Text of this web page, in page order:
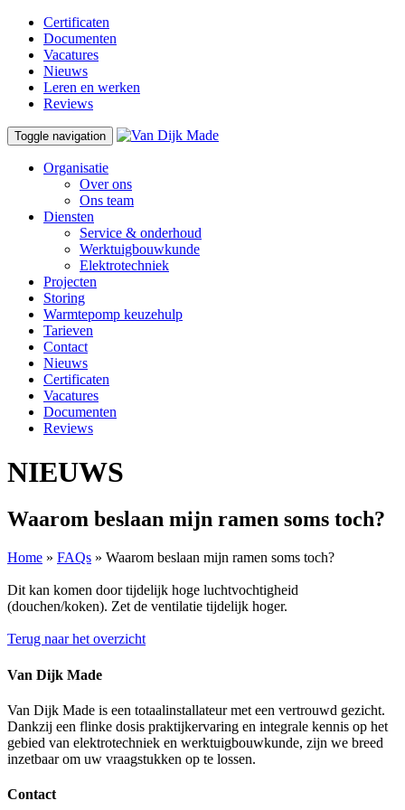
Certificaten
Documenten
Vacatures
Nieuws
Leren en werken
Reviews
Toggle navigation
Organisatie
Over ons
Ons team
Diensten
Service & onderhoud
Werktuigbouwkunde
Elektrotechniek
Projecten
Storing
Warmtepomp keuzehulp
Tarieven
Contact
Nieuws
Certificaten
Vacatures
Documenten
Reviews
NIEUWS
Waarom beslaan mijn ramen soms toch?
Home » FAQs » Waarom beslaan mijn ramen soms toch?
Dit kan komen door tijdelijk hoge luchtvochtigheid
(douchen/koken). Zet de ventilatie tijdelijk hoger.
Terug naar het overzicht
Van Dijk Made
Van Dijk Made is een totaalinstallateur met een vertrouwd gezicht.
Dankzij een flinke dosis praktijkervaring en integrale kennis op het
gebied van elektrotechniek en werktuigbouwkunde, zijn we breed
inzetbaar om uw vraagstukken op te lossen.
Contact